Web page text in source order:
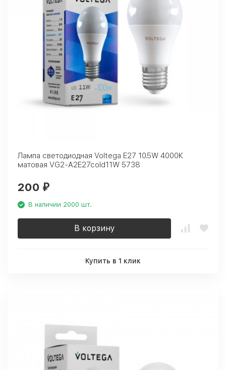
Лампа светодиодная Voltega E27 10.5W 4000К
матовая VG2-A2E27cold11W 5738
200 ₽
В наличии 2000 шт.
В корзину
Купить в 1 клик